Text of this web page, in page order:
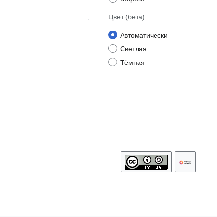
Цвет (бета)
Автоматически
Светлая
Тёмная